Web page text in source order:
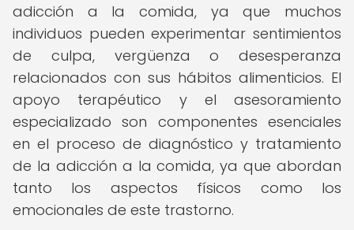
adicción a la comida, ya que muchos
individuos pueden experimentar sentimientos
de culpa, vergüenza o desesperanza
relacionados con sus hábitos alimenticios. El
apoyo terapéutico y el asesoramiento
especializado son componentes esenciales
en el proceso de diagnóstico y tratamiento
de la adicción a la comida, ya que abordan
tanto los aspectos físicos como los
emocionales de este trastorno.